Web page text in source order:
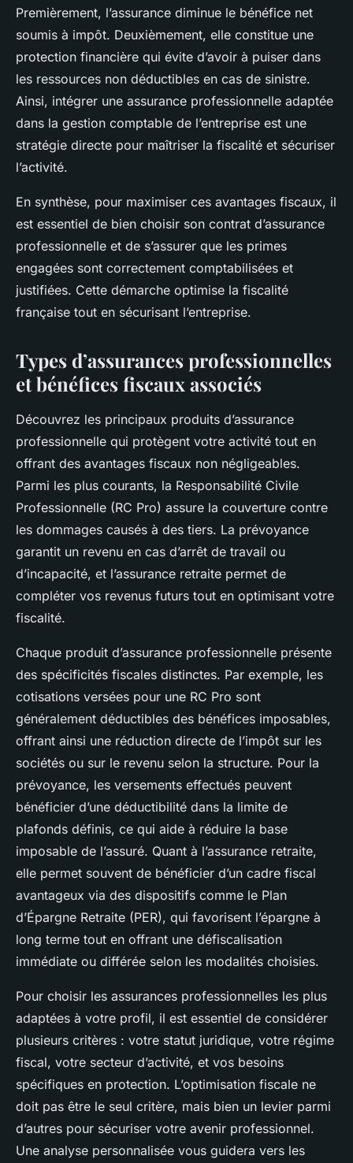
Premièrement, l’assurance diminue le bénéfice net
soumis à impôt. Deuxièmement, elle constitue une
protection financière qui évite d’avoir à puiser dans
les ressources non déductibles en cas de sinistre.
Ainsi, intégrer une assurance professionnelle adaptée
dans la gestion comptable de l’entreprise est une
stratégie directe pour maîtriser la fiscalité et sécuriser
l’activité.
En synthèse, pour maximiser ces avantages fiscaux, il
est essentiel de bien choisir son contrat d’assurance
professionnelle et de s’assurer que les primes
engagées sont correctement comptabilisées et
justifiées. Cette démarche optimise la fiscalité
française tout en sécurisant l’entreprise.
Types d’assurances professionnelles
et bénéfices fiscaux associés
Découvrez les principaux produits d’assurance
professionnelle qui protègent votre activité tout en
offrant des avantages fiscaux non négligeables.
Parmi les plus courants, la Responsabilité Civile
Professionnelle (RC Pro) assure la couverture contre
les dommages causés à des tiers. La prévoyance
garantit un revenu en cas d’arrêt de travail ou
d’incapacité, et l’assurance retraite permet de
compléter vos revenus futurs tout en optimisant votre
fiscalité.
Chaque produit d’assurance professionnelle présente
des spécificités fiscales distinctes. Par exemple, les
cotisations versées pour une RC Pro sont
généralement déductibles des bénéfices imposables,
offrant ainsi une réduction directe de l’impôt sur les
sociétés ou sur le revenu selon la structure. Pour la
prévoyance, les versements effectués peuvent
bénéficier d’une déductibilité dans la limite de
plafonds définis, ce qui aide à réduire la base
imposable de l’assuré. Quant à l’assurance retraite,
elle permet souvent de bénéficier d’un cadre fiscal
avantageux via des dispositifs comme le Plan
d’Épargne Retraite (PER), qui favorisent l’épargne à
long terme tout en offrant une défiscalisation
immédiate ou différée selon les modalités choisies.
Pour choisir les assurances professionnelles les plus
adaptées à votre profil, il est essentiel de considérer
plusieurs critères : votre statut juridique, votre régime
fiscal, votre secteur d’activité, et vos besoins
spécifiques en protection. L’optimisation fiscale ne
doit pas être le seul critère, mais bien un levier parmi
d’autres pour sécuriser votre avenir professionnel.
Une analyse personnalisée vous guidera vers les